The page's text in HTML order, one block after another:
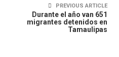
PREVIOUS ARTICLE
Durante el año van 651
migrantes detenidos en
Tamaulipas